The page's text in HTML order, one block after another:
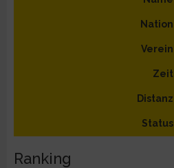
Nation
Verein
Zeit
Distanz
Status
Ranking